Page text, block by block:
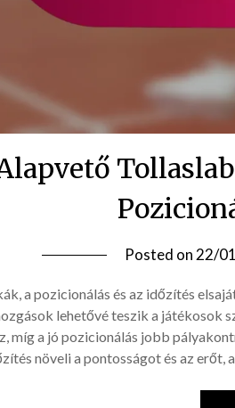
Posted on22/
a pozicionálás és az időzítés
lehetővé teszik a játékosok
míg a jó pozicionálás jobb
növeli a pontosságot és az